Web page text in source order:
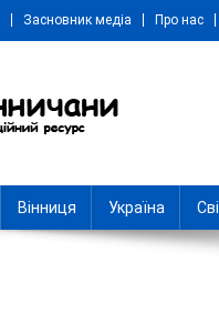
Засновник медіа Про нас
Вінниця Україна